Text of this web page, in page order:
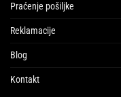
Praćenje pošiljke
Reklamacije
Blog
Kontakt